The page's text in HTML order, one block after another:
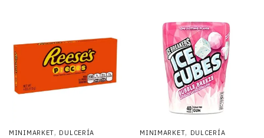
MINIMARKET, DULCERÍA MINIMARKET, DULCERÍA